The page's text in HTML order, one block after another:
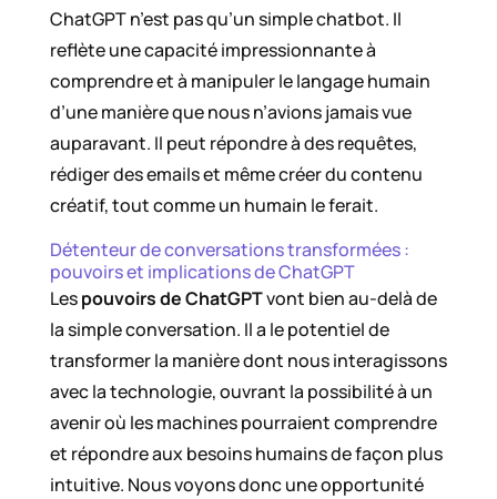
ChatGPT n’est pas qu’un simple chatbot. Il
reflète une capacité impressionnante à
comprendre et à manipuler le langage humain
d’une manière que nous n’avions jamais vue
auparavant. Il peut répondre à des requêtes,
rédiger des emails et même créer du contenu
créatif, tout comme un humain le ferait.
Détenteur de conversations transformées :
pouvoirs et implications de ChatGPT
Lespouvoirs de ChatGPTvont bien au-delà de
la simple conversation. Il a le potentiel de
transformer la manière dont nous interagissons
avec la technologie, ouvrant la possibilité à un
avenir où les machines pourraient comprendre
et répondre aux besoins humains de façon plus
intuitive. Nous voyons donc une opportunité